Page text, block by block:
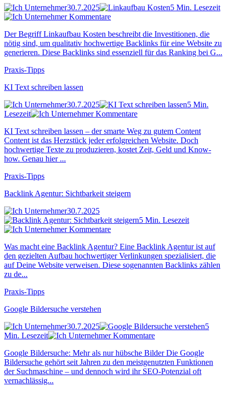
30.7.2025
5 Min. Lesezeit
Kommentare
Der Begriff Linkaufbau Kosten beschreibt die Investitionen, die
nötig sind, um qualitativ hochwertige Backlinks für eine Website zu
generieren. Diese Backlinks sind essenziell für das Ranking bei G...
Praxis-Tipps
KI Text schreiben lassen
30.7.2025
5 Min.
Lesezeit
Kommentare
KI Text schreiben lassen – der smarte Weg zu gutem Content
Content ist das Herzstück jeder erfolgreichen Website. Doch
hochwertige Texte zu produzieren, kostet Zeit, Geld und Know-
how. Genau hier ...
Praxis-Tipps
Backlink Agentur: Sichtbarkeit steigern
30.7.2025
5 Min. Lesezeit
Kommentare
Was macht eine Backlink Agentur? Eine Backlink Agentur ist auf
den gezielten Aufbau hochwertiger Verlinkungen spezialisiert, die
auf Deine Website verweisen. Diese sogenannten Backlinks zählen
zu de...
Praxis-Tipps
Google Bildersuche verstehen
30.7.2025
5
Min. Lesezeit
Kommentare
Google Bildersuche: Mehr als nur hübsche Bilder Die Google
Bildersuche gehört seit Jahren zu den meistgenutzten Funktionen
der Suchmaschine – und dennoch wird ihr SEO-Potenzial oft
vernachlässig...